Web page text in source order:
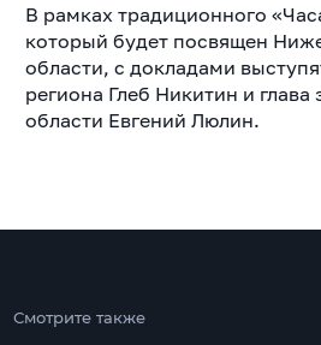
В рамках традиционного
который будет посвящен
области, с докладами
региона Глеб Никитин и глава
области Евгений Люлин.
Смотрите также